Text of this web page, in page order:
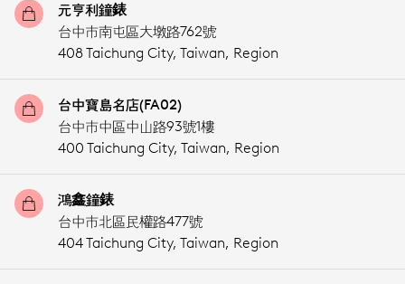
元亨利鐘錶
台中市南屯區大墩路762號
408 Taichung City, Taiwan, Region
台中寶島名店(FA02)
台中市中區中山路93號1樓
400 Taichung City, Taiwan, Region
鴻鑫鐘錶
台中市北區民權路477號
404 Taichung City, Taiwan, Region